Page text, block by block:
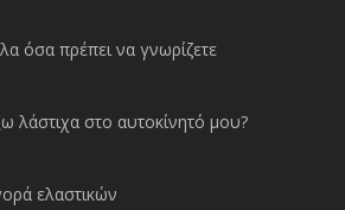
όσα πρέπει να γνωρίζετε
λάστιχα στο αυτοκίνητό μου?
ελαστικών